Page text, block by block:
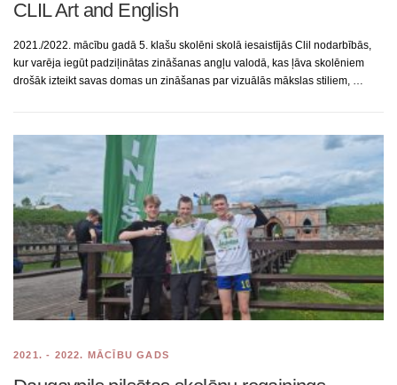
CLIL Art and English
2021./2022. mācību gadā 5. klašu skolēni skolā iesaistījās Clil nodarbībās,
kur varēja iegūt padziļinātas zināšanas angļu valodā, kas ļāva skolēniem
drošāk izteikt savas domas un zināšanas par vizuālās mākslas stiliem, …
2021. - 2022. MĀCĪBU GADS